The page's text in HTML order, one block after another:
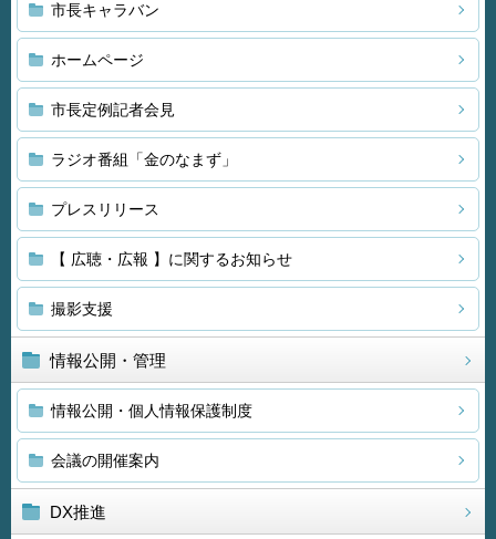
市長キャラバン
ホームページ
市長定例記者会見
ラジオ番組「金のなまず」
プレスリリース
【 広聴・広報 】に関するお知らせ
撮影支援
情報公開・管理
情報公開・個人情報保護制度
会議の開催案内
DX推進